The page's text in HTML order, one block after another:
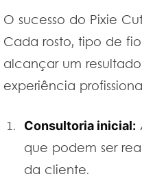
O sucesso do Pixie
Cada rosto, tipo de
alcançar um
experiência
Consultoria inicial:
que podem ser
da cliente.